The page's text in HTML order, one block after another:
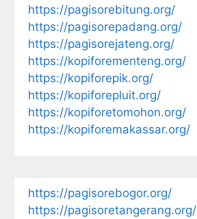
https://pagisorebitung.org/
https://pagisorepadang.org/
https://pagisorejateng.org/
https://kopiforementeng.org/
https://kopiforepik.org/
https://kopiforepluit.org/
https://kopiforetomohon.org/
https://kopiforemakassar.org/
https://pagisorebogor.org/
https://pagisoretangerang.org/